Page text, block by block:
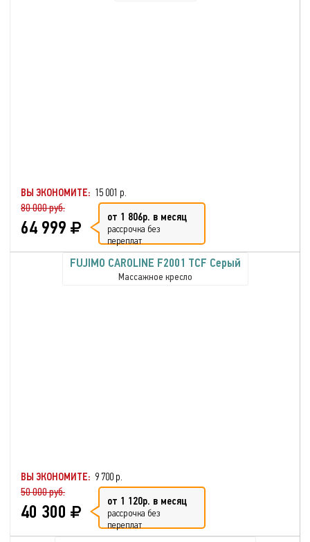
ВЫ ЭКОНОМИТЕ: 15 001 р.
80 000 руб.
64 999 от 1 806р. в месяц
рассрочка без
переплат
FUJIMO CAROLINE F2001 TCF Серый
Массажное кресло
ВЫ ЭКОНОМИТЕ: 9 700 р.
50 000 руб.
40 300 от 1 120р. в месяц
рассрочка без
переплат